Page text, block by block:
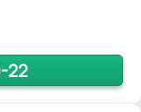
22